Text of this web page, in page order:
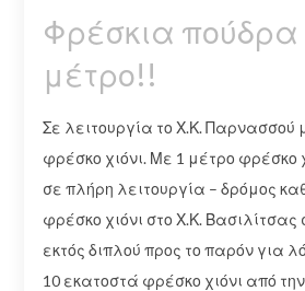
Φρέσκια
μέτρο!!
Σε λειτουργία το Χ.Κ. Παρνασσού
φρέσκο χιόνι. Με 1 μέτρο φρέσκο
σε πλήρη λειτουργία – δρόμος
φρέσκο χιόνι στο Χ.Κ. Βασιλίτσας
εκτός διπλού προς το παρόν για
10 εκατοστά φρέσκο χιόνι από